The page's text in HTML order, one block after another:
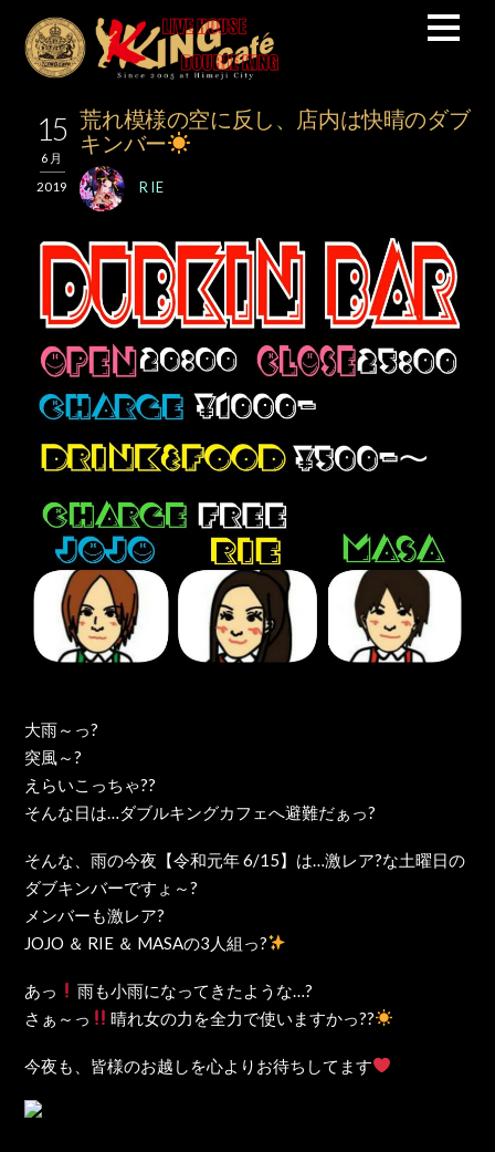
15
6月
2019
荒れ模様の空に反し、店内は快晴のダブ
キンバー
RIE
大雨～っ?
突風～?
えらいこっちゃ??
そんな日は…ダブルキングカフェへ避難だぁっ?
そんな、雨の今夜【令和元年 6/15】は…激レア?な土曜日の
ダブキンバーですょ～?
メンバーも激レア?
JOJO ＆ RIE ＆ MASAの3人組っ?
あっ
雨も小雨になってきたような…?
さぁ～っ
晴れ女の力を全力で使いますかっ??
今夜も、皆様のお越しを心よりお待ちしてます